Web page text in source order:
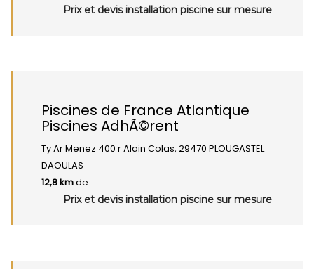
Prix et devis installation piscine sur mesure
Piscines de France Atlantique
Piscines AdhÃ©rent
Ty Ar Menez 400 r Alain Colas, 29470 PLOUGASTEL
DAOULAS
12,8 kmde
Prix et devis installation piscine sur mesure